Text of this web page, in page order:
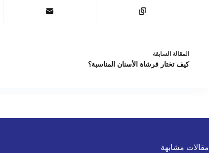
المقالة السابقة
كيف تختار فرشاة الأسنان المناسبة؟
مقالات مشابهة